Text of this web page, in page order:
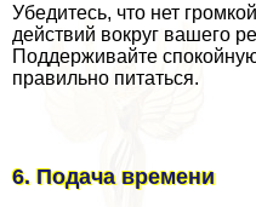
Убедитесь, что нет
действий вокруг вашего
Поддерживайте
правильно питаться.
6. Подача времени